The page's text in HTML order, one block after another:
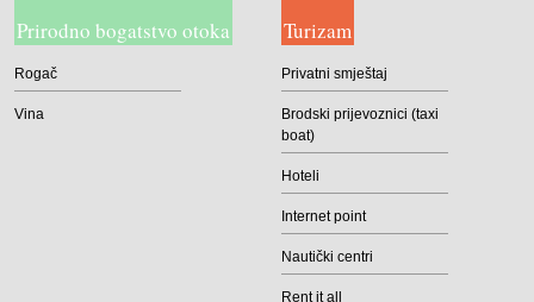
Prirodno bogatstvo otoka
Rogač
Vina
Turizam
Privatni smještaj
Brodski prijevoznici (taxi
boat)
Hoteli
Internet point
Nautički centri
Rent it all